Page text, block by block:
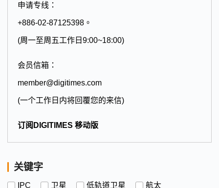
申请专线：
+886-02-87125398。
(周一至周五工作日9:00~18:00)
会员信箱：
member@digitimes.com
(一个工作日内将回覆您的来信)
订阅DIGITIMES 移动版
关键字
IPC 卫星 低轨道卫星
航太